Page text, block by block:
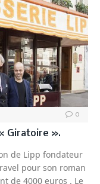
0
Giratoire ».
de Lipp fondateur
pour son roman
de 4000 euros . Le